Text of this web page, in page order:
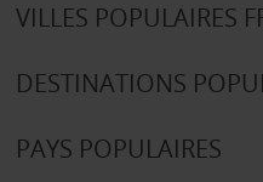
VILLES POPULAIRES
DESTINATIONS
PAYS POPULAIRES